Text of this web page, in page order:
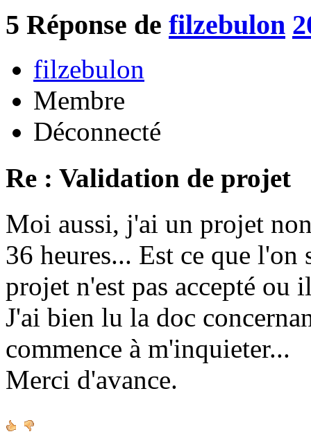
5 Réponse de filzebulon
filzebulon
Membre
Déconnecté
Re : Validation de projet
Moi aussi, j'ai un projet
36 heures... Est ce que l'on
projet n'est pas accepté ou
J'ai bien lu la doc
commence à m'inquieter...
Merci d'avance.